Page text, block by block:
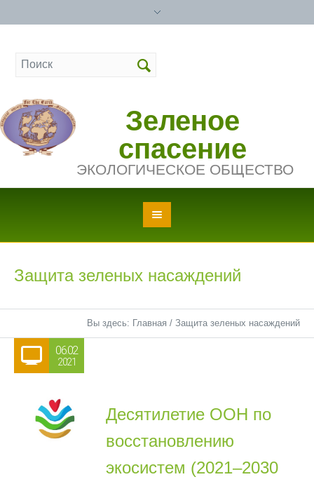
Зеленое
спасение
ЭКОЛОГИЧЕСКОЕ ОБЩЕСТВО
Защита зеленых насаждений
Вы здесь: Главная / Защита зеленых насаждений
06.02
2021
Десятилетие ООН по
восстановлению
экосистем (2021–2030